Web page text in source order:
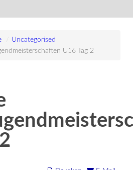
/
Uncategorised
U16 Tag 2